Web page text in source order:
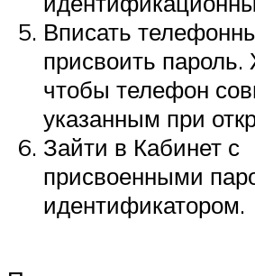
Вписать
присвоить
чтобы телефон
указанным при
Зайти в Кабинет с
присвоенными
идентификатором.